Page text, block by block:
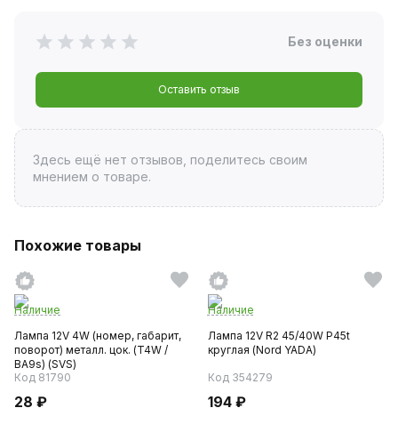
Без оценки
Оставить отзыв
Здесь ещё нет отзывов, поделитесь своим
мнением о товаре.
Похожие товары
Наличие
Лампа 12V 4W (номер, габарит,
поворот) металл. цок. (T4W /
BA9s) (SVS)
Код 81790
28 ₽
Наличие
Лампа 12V R2 45/40W P45t
круглая (Nord YADA)
Код 354279
194 ₽